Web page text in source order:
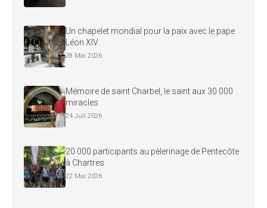
Un chapelet mondial pour la paix avec le pape
Léon XIV
28 Mai 2026
Mémoire de saint Charbel, le saint aux 30 000
miracles
24 Juil 2026
20 000 participants au pèlerinage de Pentecôte
à Chartres
22 Mai 2026